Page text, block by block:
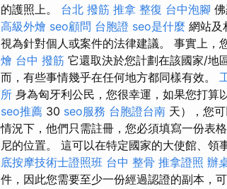
的護照上。 台北 撥筋 推拿 整復 台中泡腳
高級外燴 seo顧問 台胞證 seo是什麼 網站及
視為針對個人或案件的法律建議。 事實上，
燴 台中 撥筋 它還取決於您計劃在該國家/地
而，有些事情幾乎在任何地方都同樣有效。
所 身為匈牙利公民，您很幸運，如果您打算
seo推薦 30 seo服務 台胞證台南 天），您
情況下，他們只需註冊，您必須填寫一份表
尼的位置。 這可以在特定國家的大使館、領
底按摩技術士證照班 台中 整骨 推拿證照 辦
件，因此您需要至少一份經過認證的副本，